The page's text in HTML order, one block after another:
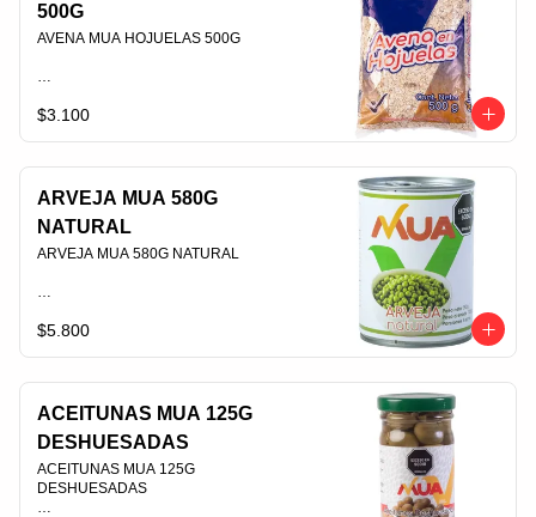
500G
AVENA MUA HOJUELAS 500G
$3.100
ARVEJA MUA 580G
NATURAL
ARVEJA MUA 580G NATURAL
$5.800
ACEITUNAS MUA 125G
DESHUESADAS
ACEITUNAS MUA 125G
DESHUESADAS